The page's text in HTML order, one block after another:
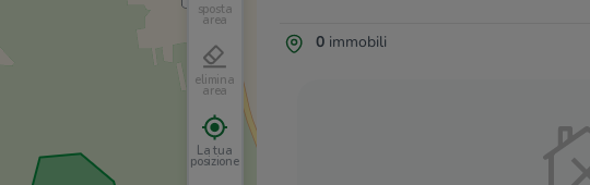
0immobili
sposta
area
elimina
area
La tua
posizione